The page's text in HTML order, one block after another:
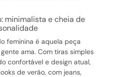
feminina é aquela peça
ama. Com tiras simples
confortável e design atual,
de verão, com jeans,